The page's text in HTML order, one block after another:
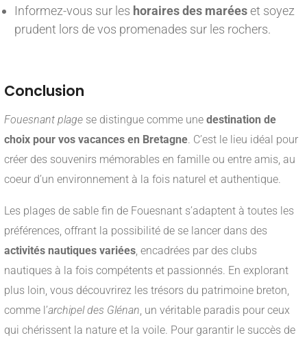
Informez-vous sur les horaires des maréeset soyez
prudent lors de vos promenades sur les rochers.
Conclusion
Fouesnant plage se distingue comme une destination de
choix pour vos vacances en Bretagne . C’est le lieu idéal pour
créer des souvenirs mémorables en famille ou entre amis, au
coeur d’un environnement à la fois naturel et authentique.
Les plages de sable fin de Fouesnant s’adaptent à toutes les
préférences, offrant la possibilité de se lancer dans des
activités nautiques variées , encadrées par des clubs
nautiques à la fois compétents et passionnés. En explorant
plus loin, vous découvrirez les trésors du patrimoine breton,
comme l’archipel des Glénan , un véritable paradis pour ceux
qui chérissent la nature et la voile. Pour garantir le succès de